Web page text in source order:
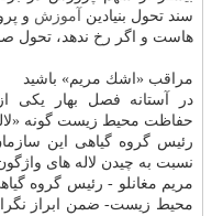
سند تحول بنیادین
آموزش و
هاست و اگر رخ ندهد، تحول
مراقب «اشك مریم» باشید
در آستانه فصل بهار یكی
حفاظت محیط زیست گونه
رئیس گروه گیاهی این
نسبت به چیدن لاله های
مریم مغانلو - رئیس گروه
محیط زیست- ضمن ابراز